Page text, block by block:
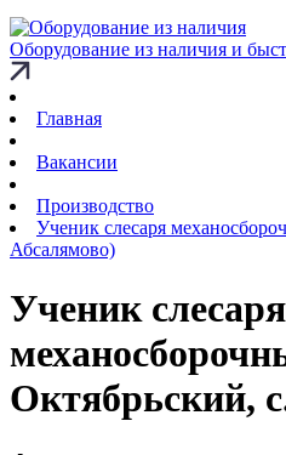
Оборудование из наличия и
Главная
Вакансии
Производство
Ученик слесаря
Абсалямово)
Ученик слесаря
Октябрьский,